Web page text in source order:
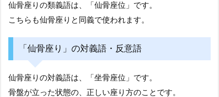
仙骨座りの類義語は、「仙骨座位」です。
こちらも仙骨座りと同義で使われます。
「仙骨座り」の対義語・反意語
仙骨座りの対義語は、「坐骨座位」です。
骨盤が立った状態の、正しい座り方のことです。